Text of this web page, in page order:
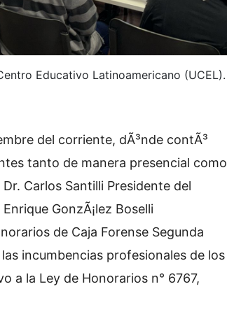
Educativo Latinoamericano (UCEL).
del corriente, dÃ³nde contÃ³
tanto de manera presencial como
Carlos Santilli Presidente del
GonzÃ¡lez Boselli
de Caja Forense Segunda
incumbencias profesionales de los
a la Ley de Honorarios n° 6767,